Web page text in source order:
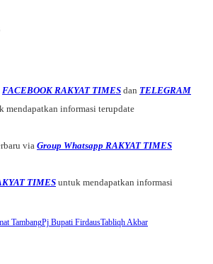
FACEBOOK RAKYAT TIMES dan TELEGRAM
mendapatkan informasi terupdate
via Group Whatsapp RAKYAT TIMES
TIMES untuk mendapatkan informasi
TambangPj Bupati FirdausTabliqh Akbar